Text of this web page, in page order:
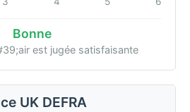
Bonne
est jugée satisfaisante
UK DEFRA